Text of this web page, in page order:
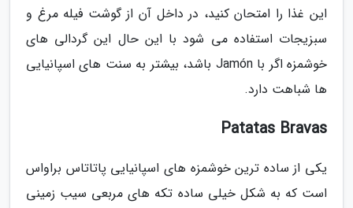
این غذا را امتحان کنید، در داخل آن از گوشت فیله مرغ و
سبزیجات استفاده می شود با این حال این گردالی های
خوشمزه اگر با Jamón باشد، بیشتر به سنت های اسپانیایی
ها شباهت دارد.
Patatas Bravas
یکی از ساده ترین خوشمزه های اسپانیایی پاتاتاس براواس
است که به شکل خیلی ساده تکه های مربعی سیب زمینی